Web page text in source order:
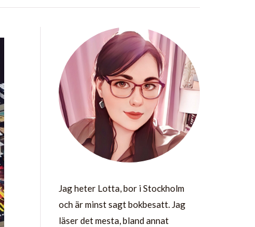
Jag heter Lotta, bor i Stockholm
och är minst sagt bokbesatt. Jag
läser det mesta, bland annat